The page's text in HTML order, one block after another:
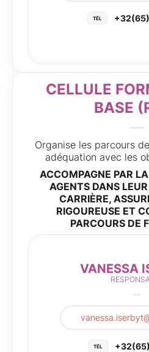
CELLULE
BASE
Organise les parcours
adéquation avec les
ACCOMPAGNE PAR
AGENTS DANS
CARRIÈRE,
RIGOUREUSE ET
PARCOURS DE
VANESSA